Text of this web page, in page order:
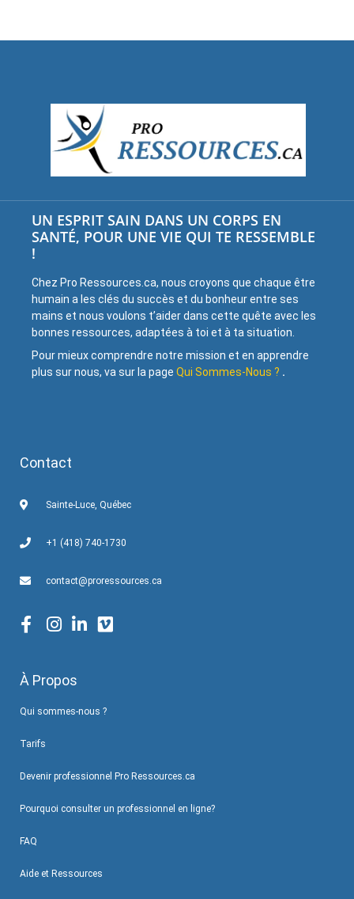
UN ESPRIT SAIN DANS UN CORPS EN
SANTÉ, POUR UNE VIE QUI TE RESSEMBLE
!
Chez Pro Ressources.ca, nous croyons que chaque être
humain a les clés du succès et du bonheur entre ses
mains et nous voulons t’aider dans cette quête avec les
bonnes ressources, adaptées à toi et à ta situation.
Pour mieux comprendre notre mission et en apprendre
plus sur nous, va sur la page Qui Sommes-Nous ? .
Contact
Sainte-Luce, Québec
+1 (418) 740-1730
contact@proressources.ca
À Propos
Qui sommes-nous ?
Tarifs
Devenir professionnel Pro Ressources.ca
Pourquoi consulter un professionnel en ligne?
FAQ
Aide et Ressources